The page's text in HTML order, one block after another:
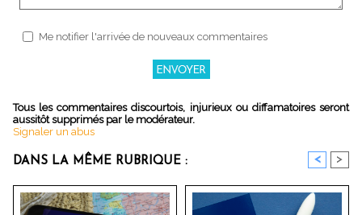
Me notifier l'arrivée de nouveaux commentaires
Tous les commentaires discourtois, injurieux ou diffamatoires seront
aussitôt supprimés par le modérateur.
Signaler un abus
DANS LA MÊME RUBRIQUE : < >